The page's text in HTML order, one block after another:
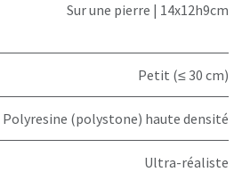
Sur une pierre | 14x12h9cm
Petit (≤ 30 cm)
Polyresine (polystone) haute densité
Ultra-réaliste